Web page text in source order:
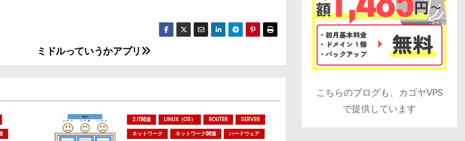
ミドルっていうかアプリ
2.IT関連 LINUX（OS） ROUTER
SERVER
ネットワーク
ネットワーク関連
ハードウェア
こちらのブログも、カゴヤVPS
で提供しています